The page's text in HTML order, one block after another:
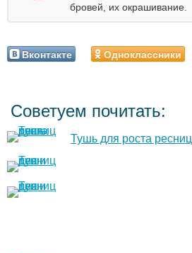
бровей, их окрашивание.
Вконтакте Одноклассники
Советуем почитать:
Тушь для роста ресниц